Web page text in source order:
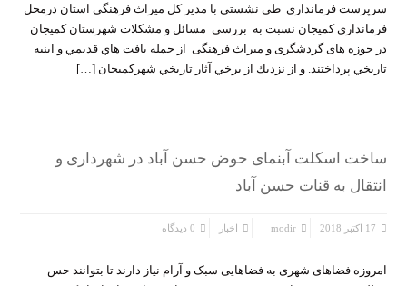
سرپرست فرمانداری طي نشستي با مدیر کل میراث فرهنگی استان درمحل
فرمانداري كميجان نسبت به بررسی مسائل و مشكلات شهرستان كميجان
در حوزه های گردشگری و میراث فرهنگی از جمله بافت هاي قديمي و ابنيه
تاريخي پرداختند. و از نزديك از برخي آثار تاريخي شهركميجان […]
ساخت اسکلت آبنمای حوض حسن آباد در شهرداری و
انتقال به قنات حسن آباد
17 اکتبر 2018 modir اخبار 0 دیدگاه
امروزه فضاهای شهری به فضاهایی سبک و آرام نیاز دارند تا بتوانند حس